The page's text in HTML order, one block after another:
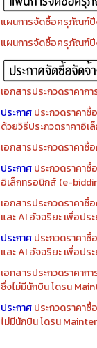
ประกาศมาตรกา
ตะวันออกกลาง
แผนการจัดซื้อครุภัณฑ์
แผนการจัดซื้อครุภัณฑ์
เอกสารประกวดราคา
ประกาศประกวดราคา
ด้วยวิธีประกวดราคาอิเ
เอกสารประกวดราคา
ประกาศประกวดราคา
อิเล็กทรอนิกส์ (e-
เอกสารประกวดราคา
และ AI อัจฉริยะ เพื่อป
ประกาศประกวดราคา
และ AI อัจฉริยะ เพื่อป
เอกสารประกวดราคา